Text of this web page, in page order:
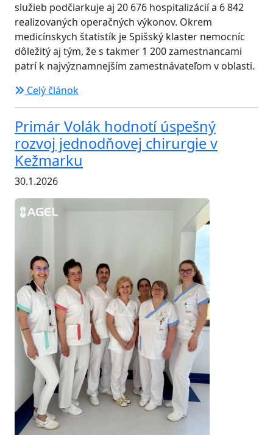
služieb podčiarkuje aj 20 676 hospitalizácií a 6 842
realizovaných operačných výkonov. Okrem
medicínskych štatistík je Spišský klaster nemocníc
dôležitý aj tým, že s takmer 1 200 zamestnancami
patrí k najvýznamnejším zamestnávateľom v oblasti.
Celý článok
Primár Volák hodnotí úspešný
rozvoj jednodňovej chirurgie v
Kežmarku
30.1.2026